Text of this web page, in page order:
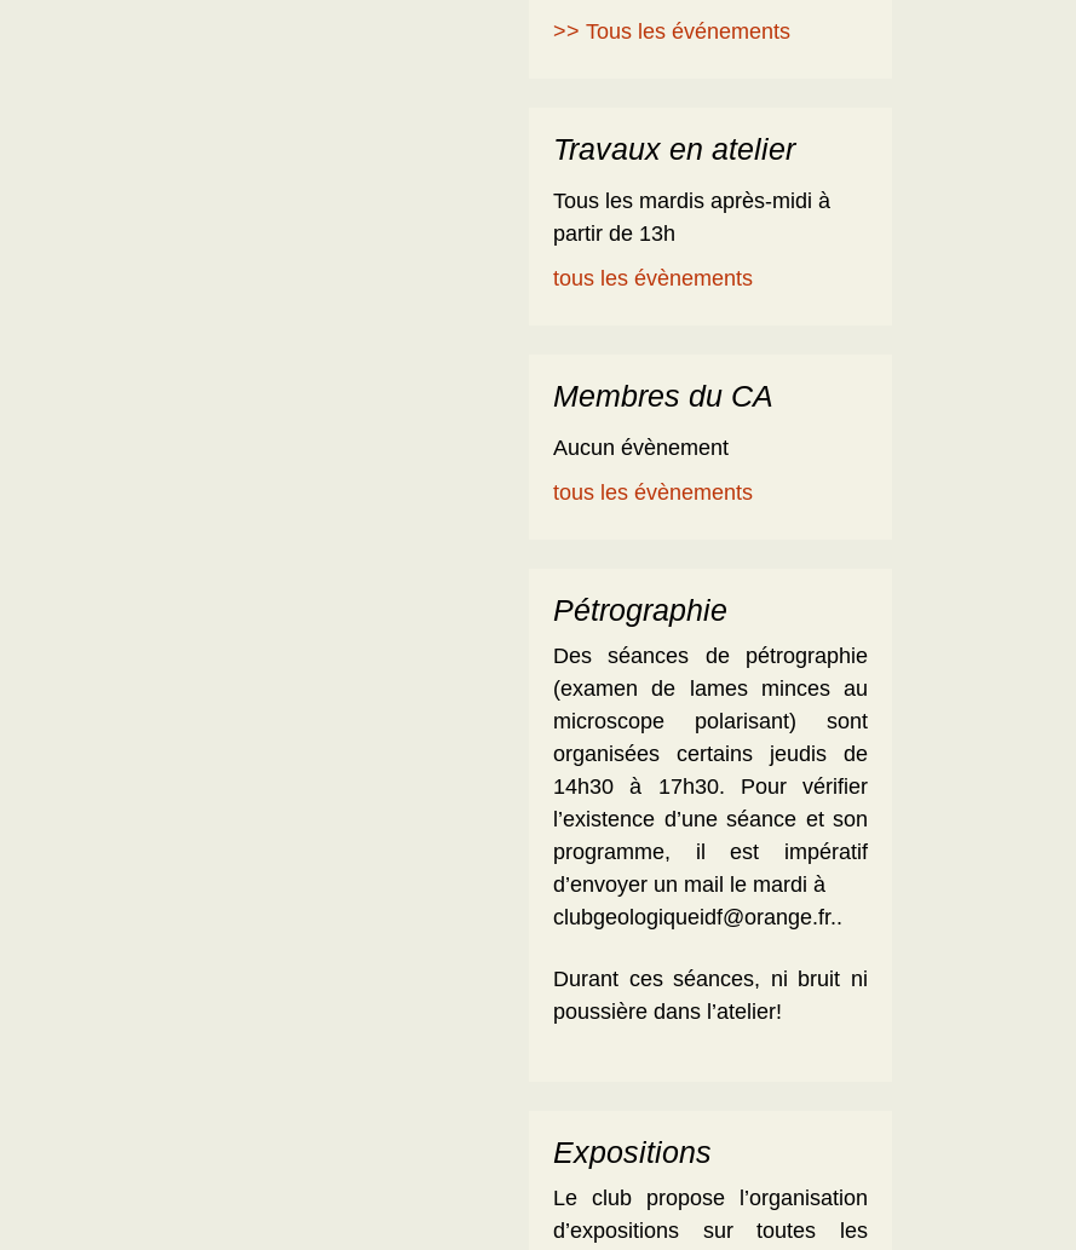
>> Tous les événements
Travaux en atelier
Tous les mardis après-midi à
partir de 13h
tous les évènements
Membres du CA
Aucun évènement
tous les évènements
Pétrographie
Des séances de pétrographie
(examen de lames minces au
microscope polarisant) sont
organisées certains jeudis de
14h30 à 17h30. Pour vérifier
l’existence d’une séance et son
programme, il est impératif
d’envoyer un mail le mardi à
clubgeologiqueidf@orange.fr..
Durant ces séances, ni bruit ni
poussière dans l’atelier!
Expositions
Le club propose l’organisation
d’expositions sur toutes les